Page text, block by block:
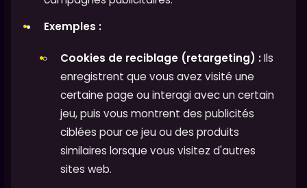
Exemples :
Cookies de reciblage (retargeting) :Ils
enregistrent que vous avez visité une
certaine page ou interagi avec un certain
jeu, puis vous montrent des publicités
ciblées pour ce jeu ou des produits
similaires lorsque vous visitez d'autres
sites web.